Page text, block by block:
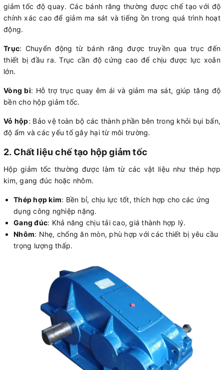
giảm tốc độ quay. Các bánh răng thường được chế tạo với độ
chính xác cao để giảm ma sát và tiếng ồn trong quá trình hoạt
động.
Trục: Chuyển động từ bánh răng được truyền qua trục đến
thiết bị đầu ra. Trục cần độ cứng cao để chịu được lực xoắn
lớn.
Vòng bi: Hỗ trợ trục quay êm ái và giảm ma sát, giúp tăng độ
bền cho hộp giảm tốc.
Vỏ hộp: Bảo vệ toàn bộ các thành phần bên trong khỏi bụi bẩn,
độ ẩm và các yếu tố gây hại từ môi trường.
2. Chất liệu chế tạo hộp giảm tốc
Hộp giảm tốc thường được làm từ các vật liệu như thép hợp
kim, gang đúc hoặc nhôm.
Thép hợp kim: Bền bỉ, chịu lực tốt, thích hợp cho các ứng
dụng công nghiệp nặng.
Gang đúc: Khả năng chịu tải cao, giá thành hợp lý.
Nhôm: Nhẹ, chống ăn mòn, phù hợp với các thiết bị yêu cầu
trọng lượng thấp.